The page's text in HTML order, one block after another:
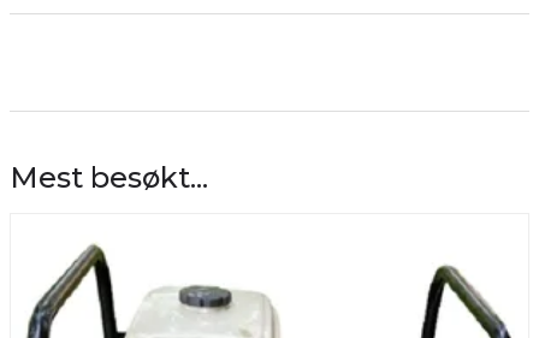
Mest besøkt...